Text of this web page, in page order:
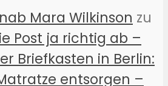
Mara Wilkinson zu
Post ja richtig ab –
Briefkasten in Berlin:
entsorgen –